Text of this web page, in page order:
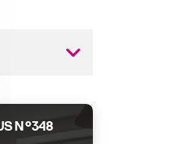
N°348